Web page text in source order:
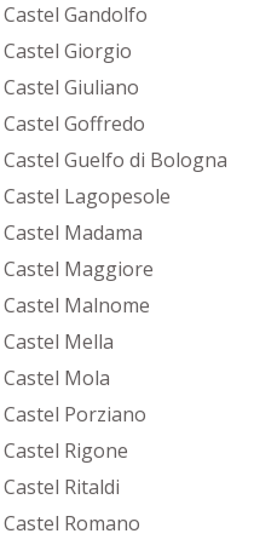
Castel Gandolfo
Castel Giorgio
Castel Giuliano
Castel Goffredo
Castel Guelfo di Bologna
Castel Lagopesole
Castel Madama
Castel Maggiore
Castel Malnome
Castel Mella
Castel Mola
Castel Porziano
Castel Rigone
Castel Ritaldi
Castel Romano